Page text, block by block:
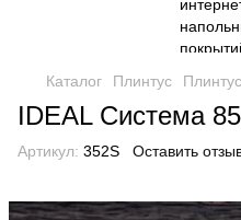
Каталог Плинтус
IDEAL Система
Артикул: 352S Оставить